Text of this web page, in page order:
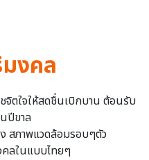
งคล
ตใจให้สดชื่นเบิกบาน ต้อนรับ
ปีขาล
สภาพแวดล้อมรอบๆตัว
ลในแบบไทยๆ